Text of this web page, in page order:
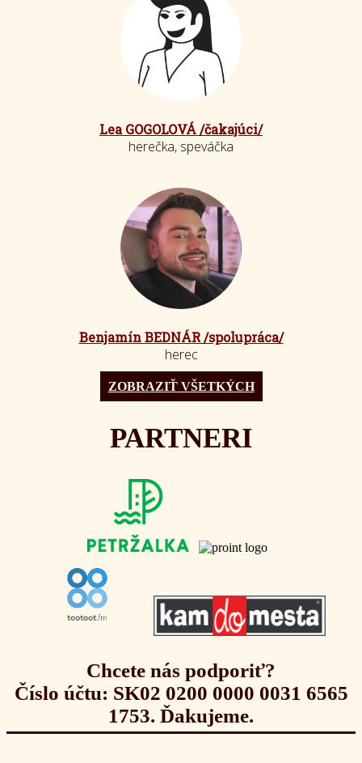
Lea GOGOLOVÁ /čakajúci/
herečka, speváčka
Benjamín BEDNÁR /spolupráca/
herec
ZOBRAZIŤ VŠETKÝCH
PARTNERI
Chcete nás podporiť?
Číslo účtu: SK02 0200 0000 0031 6565
1753. Ďakujeme.